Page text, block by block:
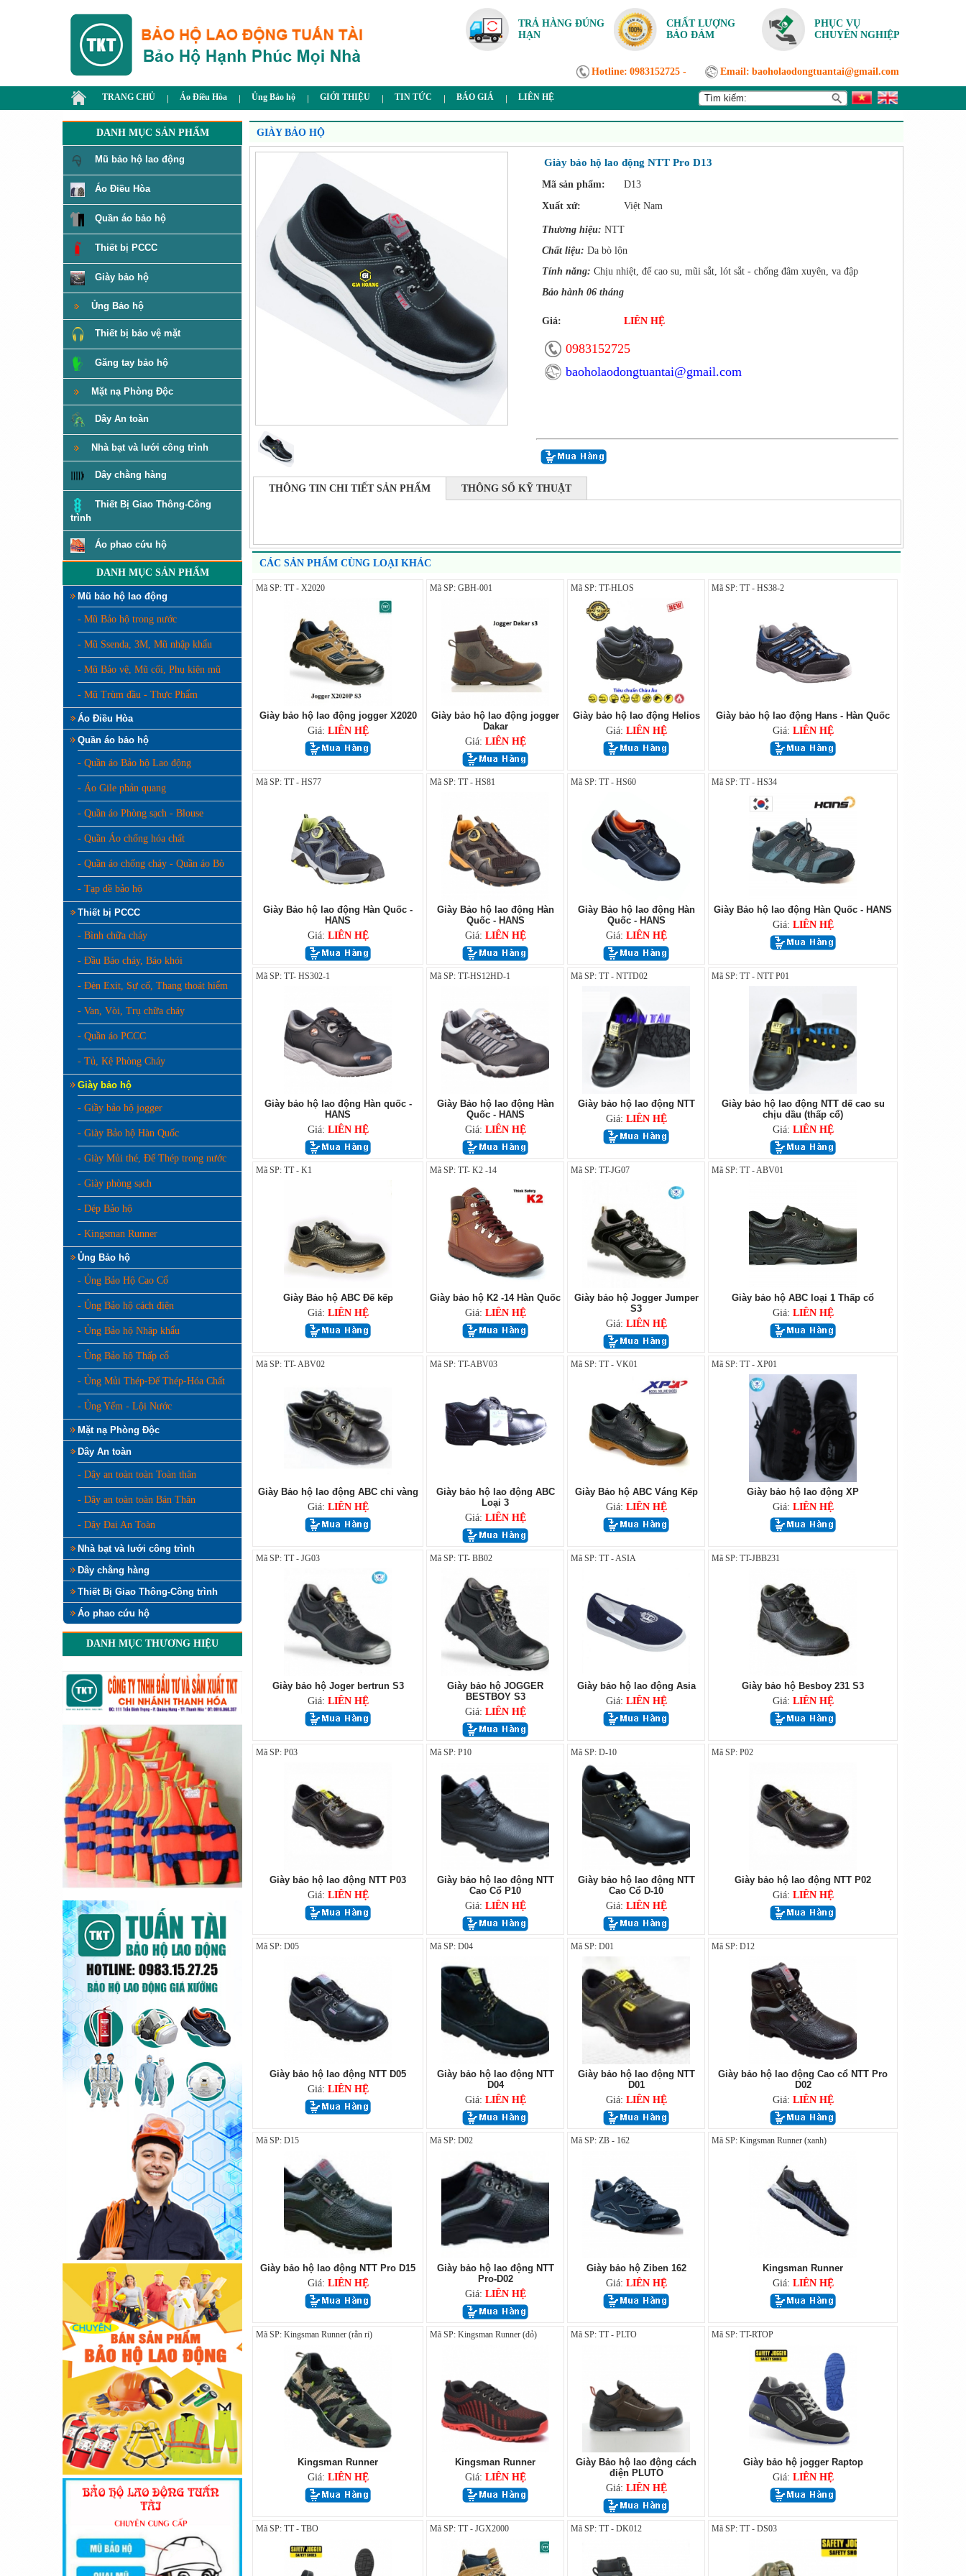
TRẢ HÀNG ĐÚNG
HẠN
CHẤT LƯỢNG
BẢO ĐẢM
PHỤC VỤ
CHUYÊN NGHIỆP
Hotline: 0983152725 - Email: baoholaodongtuantai@gmail.com
TRANG CHỦ Áo Điều Hòa Ủng Bảo hộ GIỚI THIỆU TIN TỨC BÁO GIÁ LIÊN HỆ
DANH MỤC SẢN PHẨM
Mũ bảo hộ lao động
Áo Điều Hòa
Quần áo bảo hộ
Thiết bị PCCC
Giày bảo hộ
Ủng Bảo hộ
Thiết bị bảo vệ mặt
Găng tay bảo hộ
Mặt nạ Phòng Độc
Dây An toàn
Nhà bạt và lưới công trình
Dây chằng hàng
Thiết Bị Giao Thông-Công
trình
Áo phao cứu hộ
DANH MỤC SẢN PHẨM
Mũ bảo hộ lao động
- Mũ Bảo hộ trong nước
- Mũ Ssenda, 3M, Mũ nhập khẩu
- Mũ Bảo vệ, Mũ cối, Phụ kiện mũ
- Mũ Trùm đầu - Thực Phẩm
Áo Điều Hòa
Quần áo bảo hộ
- Quần áo Bảo hộ Lao động
- Áo Gile phản quang
- Quần áo Phòng sạch - Blouse
- Quần Áo chống hóa chất
- Quần áo chống cháy - Quần áo Bò
- Tạp dề bảo hộ
Thiết bị PCCC
- Bình chữa cháy
- Đầu Báo cháy, Báo khói
- Đèn Exit, Sự cố, Thang thoát hiểm
- Van, Vòi, Trụ chữa cháy
- Quần áo PCCC
- Tủ, Kệ Phòng Cháy
Giày bảo hộ
- Giầy bảo hộ jogger
- Giày Bảo hộ Hàn Quốc
- Giày Mủi thé, Đế Thép trong nước
- Giày phòng sạch
- Dép Bảo hộ
- Kingsman Runner
Ủng Bảo hộ
- Ủng Bảo Hộ Cao Cổ
- Ủng Bảo hộ cách điện
- Ủng Bảo hộ Nhập khẩu
- Ủng Bảo hộ Thấp cổ
- Ủng Mủi Thép-Đế Thép-Hóa Chất
- Ủng Yếm - Lội Nước
Mặt nạ Phòng Độc
Dây An toàn
- Dây an toàn toàn Toàn thân
- Dây an toàn toàn Bán Thân
- Dây Đai An Toàn
Nhà bạt và lưới công trình
Dây chằng hàng
Thiết Bị Giao Thông-Công trình
Áo phao cứu hộ
DANH MỤC THƯƠNG HIỆU
GIÀY BẢO HỘ
Giày bảo hộ lao động NTT Pro D13
Mã sản phẩm:
D13
Xuất xứ:
Việt Nam
Thương hiệu: NTT
Chất liệu: Da bò lộn
Tính năng: Chịu nhiệt, đế cao su, mũi sắt, lót sắt - chống đâm xuyên, va đập
Bảo hành 06 tháng
Giá: LIÊN HỆ
0983152725
baoholaodongtuantai@gmail.com
THÔNG TIN CHI TIẾT SẢN PHẨM THÔNG SỐ KỸ THUẬT
CÁC SẢN PHẨM CÙNG LOẠI KHÁC
Mã SP: TT - X2020
Giày bảo hộ lao động jogger X2020
Giá: LIÊN HỆ
Mã SP: GBH-001
Giày bảo hộ lao động jogger
Dakar
Giá: LIÊN HỆ
Mã SP: TT-HLOS
Giày bảo hộ lao động Helios
Giá: LIÊN HỆ
Mã SP: TT - HS38-2
Giày bảo hộ lao động Hans - Hàn Quốc
Giá: LIÊN HỆ
Mã SP: TT - HS77
Giày Bảo hộ lao động Hàn Quốc -
HANS
Giá: LIÊN HỆ
Mã SP: TT - HS81
Giày Bảo hộ lao động Hàn
Quốc - HANS
Giá: LIÊN HỆ
Mã SP: TT - HS60
Giày Bảo hộ lao động Hàn
Quốc - HANS
Giá: LIÊN HỆ
Mã SP: TT - HS34
Giày Bảo hộ lao động Hàn Quốc - HANS
Giá: LIÊN HỆ
Mã SP: TT- HS302-1
Giày bảo hộ lao động Hàn quốc -
HANS
Giá: LIÊN HỆ
Mã SP: TT-HS12HD-1
Giày Bảo hộ lao động Hàn
Quốc - HANS
Giá: LIÊN HỆ
Mã SP: TT - NTTD02
Giày bảo hộ lao động NTT
Giá: LIÊN HỆ
Mã SP: TT - NTT P01
Giày bảo hộ lao động NTT dế cao su
chịu dầu (thấp cổ)
Giá: LIÊN HỆ
Mã SP: TT - K1
Giày Bảo hộ ABC Đế kếp
Giá: LIÊN HỆ
Mã SP: TT- K2 -14
Giày bảo hộ K2 -14 Hàn Quốc
Giá: LIÊN HỆ
Mã SP: TT-JG07
Giày bảo hộ Jogger Jumper
S3
Giá: LIÊN HỆ
Mã SP: TT - ABV01
Giày bảo hộ ABC loại 1 Thấp cổ
Giá: LIÊN HỆ
Mã SP: TT- ABV02
Giày Bảo hộ lao động ABC chỉ vàng
Giá: LIÊN HỆ
Mã SP: TT-ABV03
Giày bảo hộ lao động ABC
Loại 3
Giá: LIÊN HỆ
Mã SP: TT - VK01
Giày Bảo hộ ABC Váng Kếp
Giá: LIÊN HỆ
Mã SP: TT - XP01
Giày bảo hộ lao động XP
Giá: LIÊN HỆ
Mã SP: TT - JG03
Giày bảo hộ Joger bertrun S3
Giá: LIÊN HỆ
Mã SP: TT- BB02
Giày bảo hộ JOGGER
BESTBOY S3
Giá: LIÊN HỆ
Mã SP: TT - ASIA
Giày bảo hộ lao động Asia
Giá: LIÊN HỆ
Mã SP: TT-JBB231
Giày bảo hộ Besboy 231 S3
Giá: LIÊN HỆ
Mã SP: P03
Giày bảo hộ lao động NTT P03
Giá: LIÊN HỆ
Mã SP: P10
Giày bảo hộ lao động NTT
Cao Cổ P10
Giá: LIÊN HỆ
Mã SP: D-10
Giày bảo hộ lao động NTT
Cao Cổ D-10
Giá: LIÊN HỆ
Mã SP: P02
Giày bảo hộ lao động NTT P02
Giá: LIÊN HỆ
Mã SP: D05
Giày bảo hộ lao động NTT D05
Giá: LIÊN HỆ
Mã SP: D04
Giày bảo hộ lao động NTT
D04
Giá: LIÊN HỆ
Mã SP: D01
Giày bảo hộ lao động NTT
D01
Giá: LIÊN HỆ
Mã SP: D12
Giày bảo hộ lao động Cao cổ NTT Pro
D02
Giá: LIÊN HỆ
Mã SP: D15
Giày bảo hộ lao động NTT Pro D15
Giá: LIÊN HỆ
Mã SP: D02
Giày bảo hộ lao động NTT
Pro-D02
Giá: LIÊN HỆ
Mã SP: ZB - 162
Giày bảo hộ Ziben 162
Giá: LIÊN HỆ
Mã SP: Kingsman Runner (xanh)
Kingsman Runner
Giá: LIÊN HỆ
Mã SP: Kingsman Runner (rằn ri)
Kingsman Runner
Giá: LIÊN HỆ
Mã SP: Kingsman Runner (đỏ)
Kingsman Runner
Giá: LIÊN HỆ
Mã SP: TT - PLTO
Giày Bảo hộ lao động cách
điện PLUTO
Giá: LIÊN HỆ
Mã SP: TT-RTOP
Giày bảo hộ jogger Raptop
Giá: LIÊN HỆ
Mã SP: TT - TBO Mã SP: TT - JGX2000 Mã SP: TT - DK012 Mã SP: TT - DS03